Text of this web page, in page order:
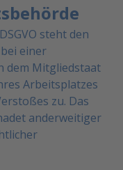
steht den
einer
dem Mitgliedstaat
Arbeitsplatzes
zu. Das
anderweitiger